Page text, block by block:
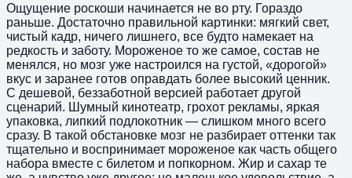
Ощущение роскоши начинается не во рту. Гораздо
раньше. Достаточно правильной картинки: мягкий свет,
чистый кадр, ничего лишнего, все будто намекает на
редкость и заботу. Мороженое то же самое, состав не
менялся, но мозг уже настроился на густой, «дорогой»
вкус и заранее готов оправдать более высокий ценник.
С дешевой, беззаботной версией работает другой
сценарий. Шумный кинотеатр, грохот рекламы, яркая
упаковка, липкий подлокотник — слишком много всего
сразу. В такой обстановке мозг не разбирает оттенки так
тщательно и воспринимает мороженое как часть общего
набора вместе с билетом и попкорном. Жир и сахар те